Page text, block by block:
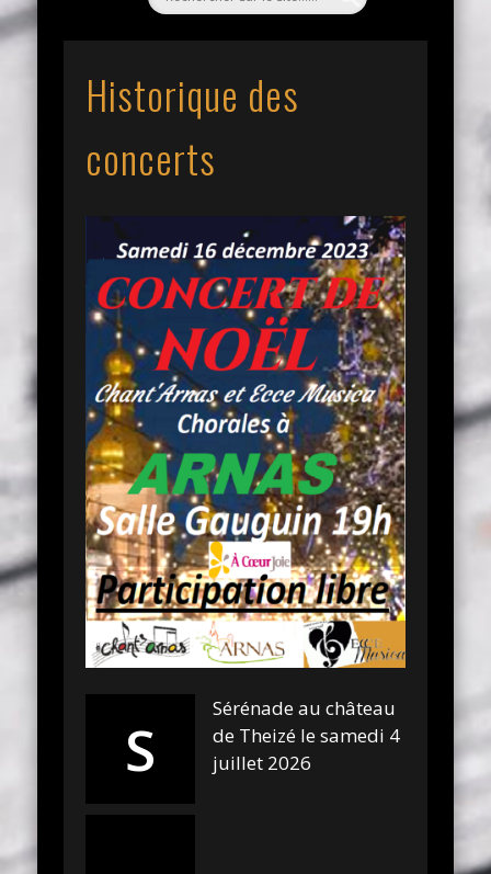
Historique des
concerts
S
Sérénade au château
de Theizé le samedi 4
juillet 2026